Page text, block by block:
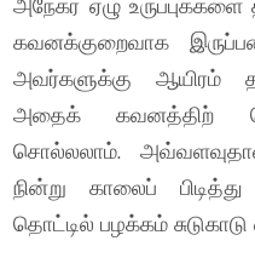
கவனக்குறைவாக
அவர்களுக்கு
அதைக் கவனத்திற்
சொல்லலாம்.
நின்று காலைப்
தொட்டில் பழக்கம்